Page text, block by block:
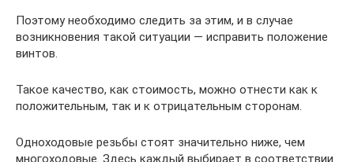
Поэтому необходимо следить за этим, и в случае
возникновения такой ситуации — исправить положение
винтов.
Такое качество, как стоимость, можно отнести как к
положительным, так и к отрицательным сторонам.
Одноходовые резьбы стоят значительно ниже, чем
многоходовые. Здесь каждый выбирает в соответствии